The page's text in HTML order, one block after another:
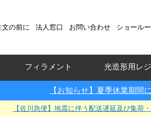
文の前に 法人窓口 お問い合わせ ショール
フィラメント 光造形用レ
【お知らせ】夏季休業期間
【佐川急便】地震に伴う配送遅延及び集荷